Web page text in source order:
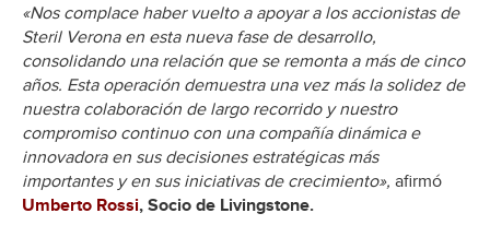
«Nos complace haber vuelto a apoyar a los accionistas de
Steril Verona en esta nueva fase de desarrollo,
consolidando una relación que se remonta a más de cinco
años. Esta operación demuestra una vez más la solidez de
nuestra colaboración de largo recorrido y nuestro
compromiso continuo con una compañía dinámica e
innovadora en sus decisiones estratégicas más
importantes y en sus iniciativas de crecimiento», afirmó
Umberto Rossi, Socio de Livingstone.